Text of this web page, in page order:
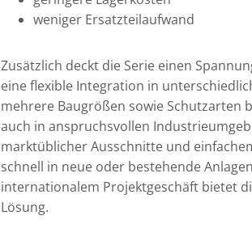
weniger Ersatzteilaufwand
Zusätzlich deckt die Serie einen
eine flexible Integration in
mehrere Baugrößen sowie Schutzarten
auch in anspruchsvollen
marktüblicher Ausschnitte und
schnell in neue oder bestehende
internationalem Projektgeschäft bietet
Lösung.